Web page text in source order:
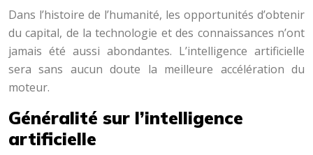
Dans l’histoire de l’humanité, les opportunités d’obtenir
du capital, de la technologie et des connaissances n’ont
jamais été aussi abondantes. L’intelligence artificielle
sera sans aucun doute la meilleure accélération du
moteur.
Généralité sur l’intelligence
artificielle